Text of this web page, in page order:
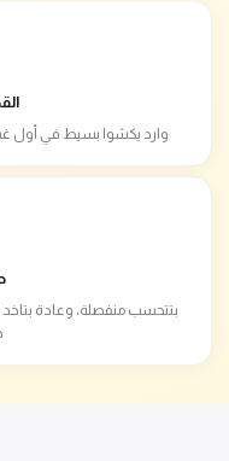
وارد يكشوا بسيط في أول غسيل، زودي
بتتحسب منفصلة، وعادة